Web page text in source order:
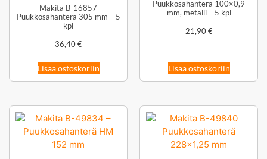
Makita B-16857
Puukkosahanterä 305 mm – 5
kpl
36,40€
Lisää ostoskoriin
Puukkosahanterä 100×0,9
mm, metalli – 5 kpl
21,90€
Lisää ostoskoriin